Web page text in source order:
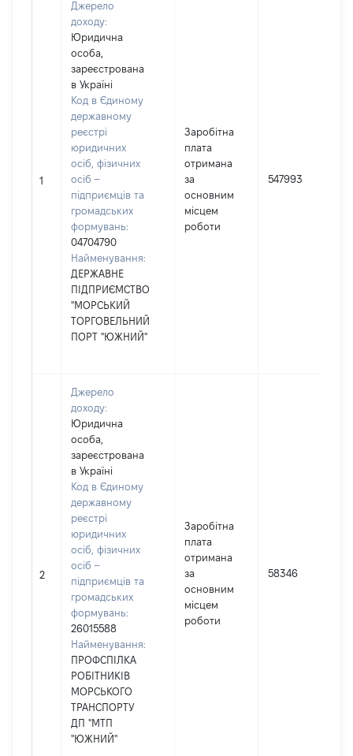
1
Джерело
доходу:
Юридична
особа,
зареєстрована
в Україні
Код в Єдиному
державному
реєстрі
юридичних
осіб, фізичних
осіб –
підприємців та
громадських
формувань:
04704790
Найменування:
ДЕРЖАВНЕ
ПІДПРИЄМСТВО
"МОРСЬКИЙ
ТОРГОВЕЛЬНИЙ
ПОРТ "ЮЖНИЙ"
Заробітна
плата
отримана
за
основним
місцем
роботи
547993
2
Джерело
доходу:
Юридична
особа,
зареєстрована
в Україні
Код в Єдиному
державному
реєстрі
юридичних
осіб, фізичних
осіб –
підприємців та
громадських
формувань:
26015588
Найменування:
ПРОФСПІЛКА
РОБІТНИКІВ
МОРСЬКОГО
ТРАНСПОРТУ
ДП "МТП
"ЮЖНИЙ"
Заробітна
плата
отримана
за
основним
місцем
роботи
58346